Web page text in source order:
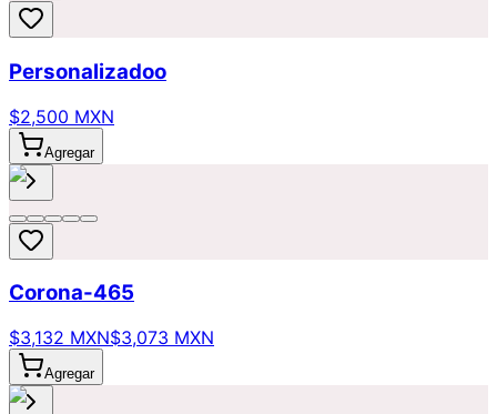
Personalizadoo
$2,500 MXN
Agregar
Corona-465
$3,132 MXN$3,073 MXN
Agregar